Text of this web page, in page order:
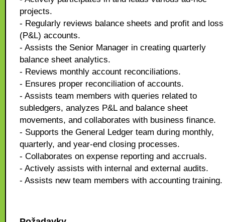
projects.
- Regularly reviews balance sheets and profit and loss
(P&L) accounts.
- Assists the Senior Manager in creating quarterly
balance sheet analytics.
- Reviews monthly account reconciliations.
- Ensures proper reconciliation of accounts.
- Assists team members with queries related to
subledgers, analyzes P&L and balance sheet
movements, and collaborates with business finance.
- Supports the General Ledger team during monthly,
quarterly, and year-end closing processes.
- Collaborates on expense reporting and accruals.
- Actively assists with internal and external audits.
- Assists new team members with accounting training.